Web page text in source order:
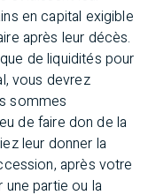
en capital exigible
après leur décès.
de liquidités pour
vous devrez
sommes
de faire don de la
leur donner la
après votre
partie ou la